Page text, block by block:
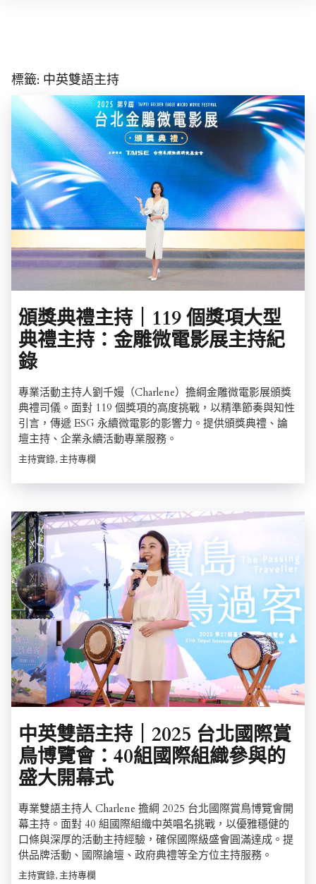
標籤: 中英雙語主持
頒獎典禮主持｜119 個獎項大型
典禮主持：金雕微電影展主持紀
錄
專業活動主持人劉千嫚（Charlene）擔綱金雕微電影展頒獎
典禮司儀。面對 119 個獎項的高度挑戰，以精準節奏與知性
引言，傳遞 ESG 永續微電影的影響力。提供頒獎典禮、論
壇主持、企業永續活動專業服務。
主持實錄, 主持專欄
中英雙語主持｜2025 台北國際賞
鳥博覽會：40組國際組織參與的
盛大開幕式
專業雙語主持人 Charlene 擔綱 2025 台北國際賞鳥博覽會開
幕主持。面對 40 組國際組織中英唱名挑戰，以優雅穩健的
口條與深厚的活動主持經驗，確保國際級盛會圓滿達成。提
供品牌活動、國際論壇、政府典禮等全方位主持服務。
主持實錄, 主持專欄